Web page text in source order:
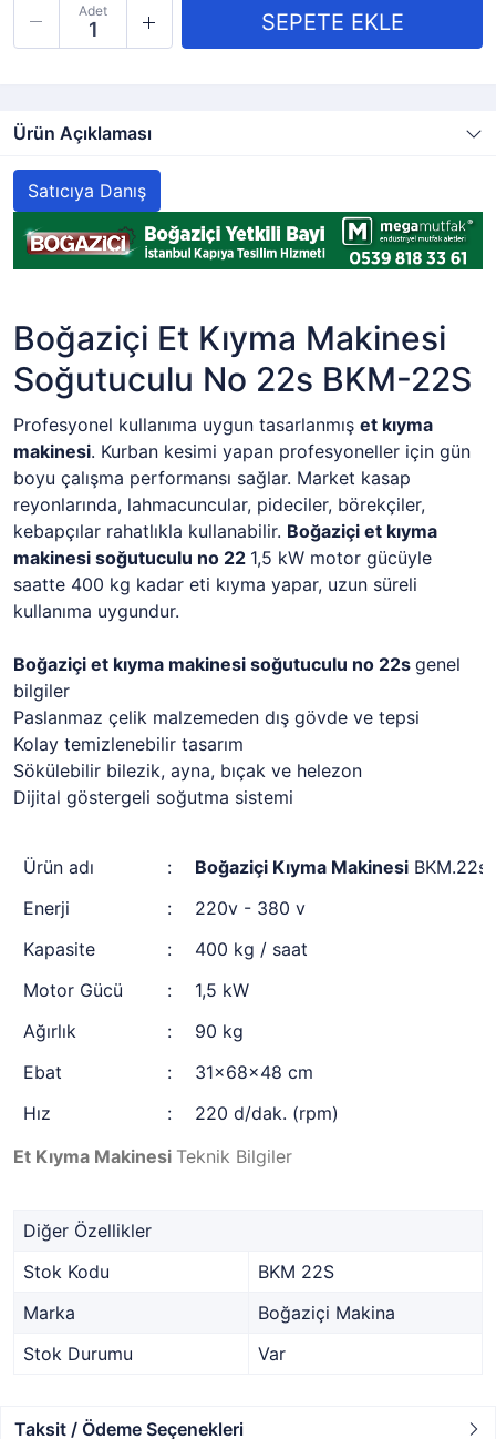
Adet
Ürün Açıklaması
Satıcıya Danış
Boğaziçi Et Kıyma Makinesi
Soğutuculu No 22s BKM-22S
Profesyonel kullanıma uygun tasarlanmış et kıyma
makinesi. Kurban kesimi yapan profesyoneller için gün
boyu çalışma performansı sağlar. Market kasap
reyonlarında, lahmacuncular, pideciler, börekçiler,
kebapçılar rahatlıkla kullanabilir. Boğaziçi et kıyma
makinesi soğutuculu no 22 1,5 kW motor gücüyle
saatte 400 kg kadar eti kıyma yapar, uzun süreli
kullanıma uygundur.
Boğaziçi et kıyma makinesi soğutuculu no 22s genel
bilgiler
Paslanmaz çelik malzemeden dış gövde ve tepsi
Kolay temizlenebilir tasarım
Sökülebilir bilezik, ayna, bıçak ve helezon
Dijital göstergeli soğutma sistemi
Et Kıyma Makinesi Teknik Bilgiler
Ürün adı : Boğaziçi Kıyma Makinesi BKM.22s
Enerji
:
220v - 380 v
Kapasite
:
400 kg / saat
Motor Gücü
:
1,5 kW
Ağırlık
:
90 kg
Ebat
:
31x68x48 cm
Hız
: 220 d/dak. (rpm)
Diğer Özellikler
Stok Kodu
BKM 22S
Marka
Boğaziçi Makina
Stok Durumu
Var
Taksit / Ödeme Seçenekleri